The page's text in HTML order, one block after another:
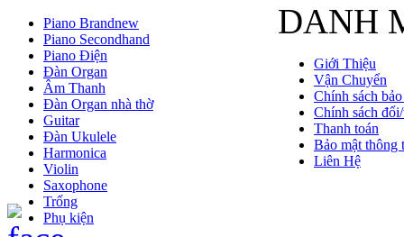
DANH
Piano Brandnew
Piano Secondhand
Piano Điện
Đàn Organ
Âm Thanh
Đàn Organ nhà thờ
Guitar
Đàn Ukulele
Harmonica
Violin
Saxophone
Trống
Phụ kiện
Giới Thiệu
Vận Chuyển
Chính sách
Chính sách
Thanh toán
Bảo mật thông
Liên Hệ